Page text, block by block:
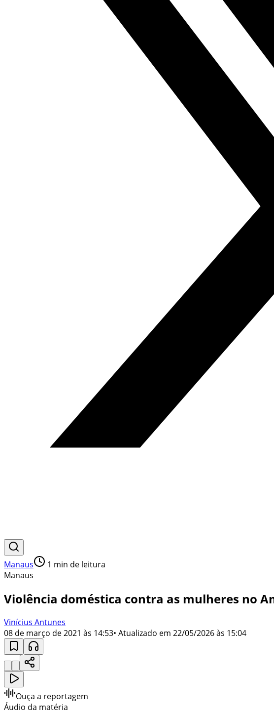
Manaus 1 min de leitura
Manaus
Violência doméstica contra as mulheres no
Vinícius Antunes
08 de março de 2021 às 14:53• Atualizado em 22/05/2026 às 15:04
Ouça a reportagem
Áudio da matéria